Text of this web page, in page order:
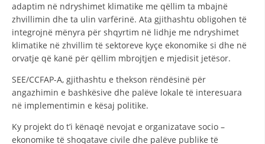
adaptim në ndryshimet klimatike me qëllim ta mbajnë
zhvillimin dhe ta ulin varfërinë. Ata gjithashtu obligohen të
integrojnë mënyra për shqyrtim në lidhje me ndryshimet
klimatike në zhvillim të sektoreve kyçe ekonomike si dhe në
orvatje që kanë për qëllim mbrojtjen e mjedisit jetësor.
SEE/CCFAP-A, gjithashtu e thekson rëndësinë për
angazhimin e bashkësive dhe palëve lokale të interesuara
në implementimin e kësaj politike.
Ky projekt do t’i kënaqë nevojat e organizatave socio –
ekonomike të shoqatave civile dhe palëve publike të